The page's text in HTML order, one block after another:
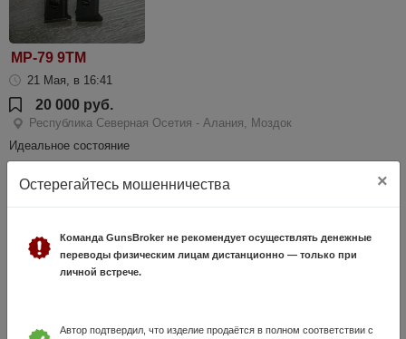
МР-79 9ТМ
21 Мая, в 16:41
20 000 руб.
Республика Северная Осетия - Алания, Моздок
Идеальное состояние
ТТ Лидер 10х32Т 1944
Остерегайтесь мошенничества ×
Команда GunsBroker не рекомендует осуществлять денежные
переводы физическим лицам дистанционно — только при
личной встрече.
Автор подтвердил, что изделие продаётся в полном соответствии с